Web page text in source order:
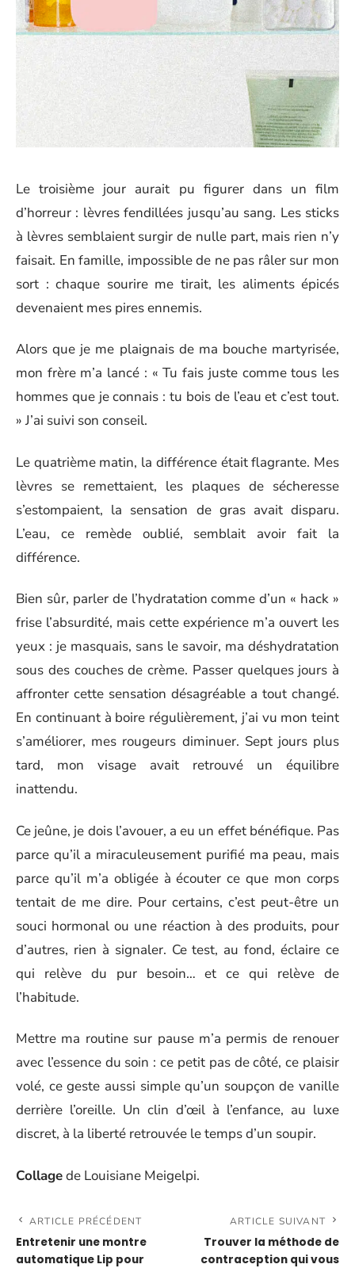
Le troisième jour aurait pu figurer dans un film
d’horreur : lèvres fendillées jusqu’au sang. Les sticks
à lèvres semblaient surgir de nulle part, mais rien n’y
faisait. En famille, impossible de ne pas râler sur mon
sort : chaque sourire me tirait, les aliments épicés
devenaient mes pires ennemis.
Alors que je me plaignais de ma bouche martyrisée,
mon frère m’a lancé : « Tu fais juste comme tous les
hommes que je connais : tu bois de l’eau et c’est tout.
» J’ai suivi son conseil.
Le quatrième matin, la différence était flagrante. Mes
lèvres se remettaient, les plaques de sécheresse
s’estompaient, la sensation de gras avait disparu.
L’eau, ce remède oublié, semblait avoir fait la
différence.
Bien sûr, parler de l’hydratation comme d’un « hack »
frise l’absurdité, mais cette expérience m’a ouvert les
yeux : je masquais, sans le savoir, ma déshydratation
sous des couches de crème. Passer quelques jours à
affronter cette sensation désagréable a tout changé.
En continuant à boire régulièrement, j’ai vu mon teint
s’améliorer, mes rougeurs diminuer. Sept jours plus
tard, mon visage avait retrouvé un équilibre
inattendu.
Ce jeûne, je dois l’avouer, a eu un effet bénéfique. Pas
parce qu’il a miraculeusement purifié ma peau, mais
parce qu’il m’a obligée à écouter ce que mon corps
tentait de me dire. Pour certains, c’est peut-être un
souci hormonal ou une réaction à des produits, pour
d’autres, rien à signaler. Ce test, au fond, éclaire ce
qui relève du pur besoin… et ce qui relève de
l’habitude.
Mettre ma routine sur pause m’a permis de renouer
avec l’essence du soin : ce petit pas de côté, ce plaisir
volé, ce geste aussi simple qu’un soupçon de vanille
derrière l’oreille. Un clin d’œil à l’enfance, au luxe
discret, à la liberté retrouvée le temps d’un soupir.
Collagede Louisiane Meigelpi.
ARTICLE PRÉCÉDENT
Entretenir une montre
automatique Lip pour
ARTICLE SUIVANT
Trouver la méthode de
contraception qui vous